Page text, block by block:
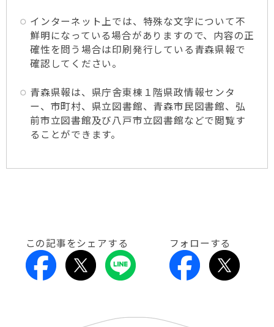
インターネット上では、特殊な文字について不
鮮明になっている場合がありますので、内容の正
確性を問う場合は印刷発行している青森県報で
確認してください。
青森県報は、県庁舎東棟１階県政情報センタ
ー、市町村、県立図書館、青森市民図書館、弘
前市立図書館及び八戸市立図書館などで閲覧す
ることができます。
この記事をシェアする フォローする